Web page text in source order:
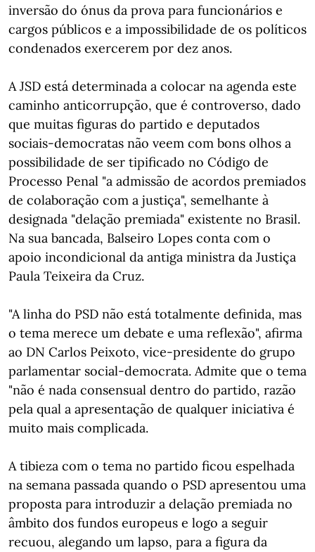
inversão do ónus da prova para funcionários e
cargos públicos e a impossibilidade de os políticos
condenados exercerem por dez anos.
A JSD está determinada a colocar na agenda este
caminho anticorrupção, que é controverso, dado
que muitas figuras do partido e deputados
sociais-democratas não veem com bons olhos a
possibilidade de ser tipificado no Código de
Processo Penal "a admissão de acordos premiados
de colaboração com a justiça", semelhante à
designada "delação premiada" existente no Brasil.
Na sua bancada, Balseiro Lopes conta com o
apoio incondicional da antiga ministra da Justiça
Paula Teixeira da Cruz.
"A linha do PSD não está totalmente definida, mas
o tema merece um debate e uma reflexão", afirma
ao DN Carlos Peixoto, vice-presidente do grupo
parlamentar social-democrata. Admite que o tema
"não é nada consensual dentro do partido, razão
pela qual a apresentação de qualquer iniciativa é
muito mais complicada.
A tibieza com o tema no partido ficou espelhada
na semana passada quando o PSD apresentou uma
proposta para introduzir a delação premiada no
âmbito dos fundos europeus e logo a seguir
recuou, alegando um lapso, para a figura da